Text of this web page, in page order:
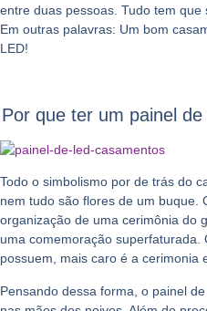
entre duas pessoas. Tudo tem que
Em outras palavras: Um bom
LED!
Por que ter um painel
Todo o simbolismo por de trás do
nem tudo são flores de um buque.
organização de uma cerimônia do
uma comemoração superfaturada.
possuem, mais caro é a cerimonia
Pensando dessa forma, o painel